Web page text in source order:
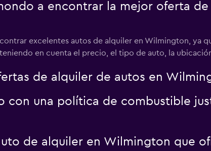
a encontrar la mejor oferta
excelentes autos de alquiler en Wilmington, ya
en cuenta el precio, el tipo de auto, la
de alquiler de autos en
con una política de combustible
de alquiler en Wilmington que